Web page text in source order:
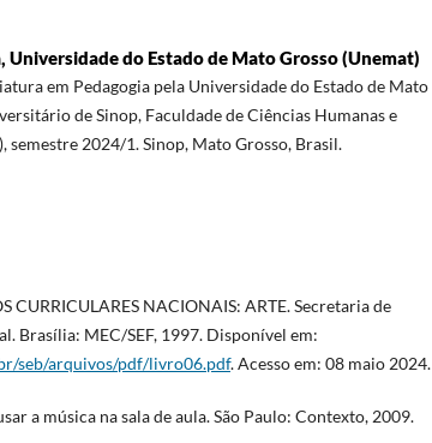
Universidade do Estado de Mato Grosso (Unemat)
em Pedagogia pela Universidade do Estado de Mato
de Sinop, Faculdade de Ciências Humanas e
semestre 2024/1. Sinop, Mato Grosso, Brasil.
CURRICULARES NACIONAIS: ARTE. Secretaria de
Brasília: MEC/SEF, 1997. Disponível em:
seb/arquivos/pdf/livro06.pdf. Acesso em: 08 maio 2024.
a música na sala de aula. São Paulo: Contexto, 2009.